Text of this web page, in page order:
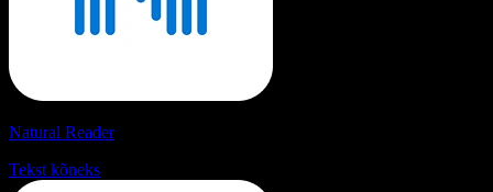
Natural Reader
Tekst kõneks